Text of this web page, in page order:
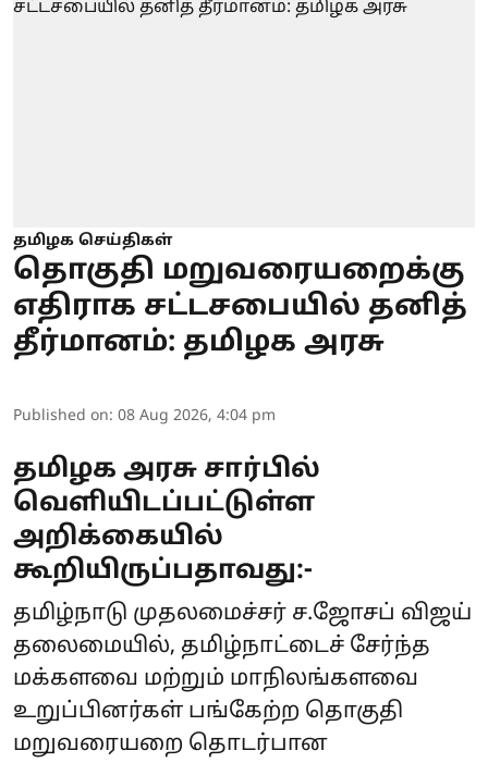
தமிழக செய்திகள்
தொகுதி மறுவரையறைக்கு
எதிராக சட்டசபையில் தனித்
தீர்மானம்: தமிழக அரசு
Published on: 08 Aug 2026, 4:04 pm
தமிழக அரசு சார்பில்
வெளியிடப்பட்டுள்ள
அறிக்கையில்
கூறியிருப்பதாவது:-
தமிழ்நாடு முதலமைச்சர் ச.ஜோசப் விஜய்
தலைமையில், தமிழ்நாட்டைச் சேர்ந்த
மக்களவை மற்றும் மாநிலங்களவை
உறுப்பினர்கள் பங்கேற்ற தொகுதி
மறுவரையறை தொடர்பான